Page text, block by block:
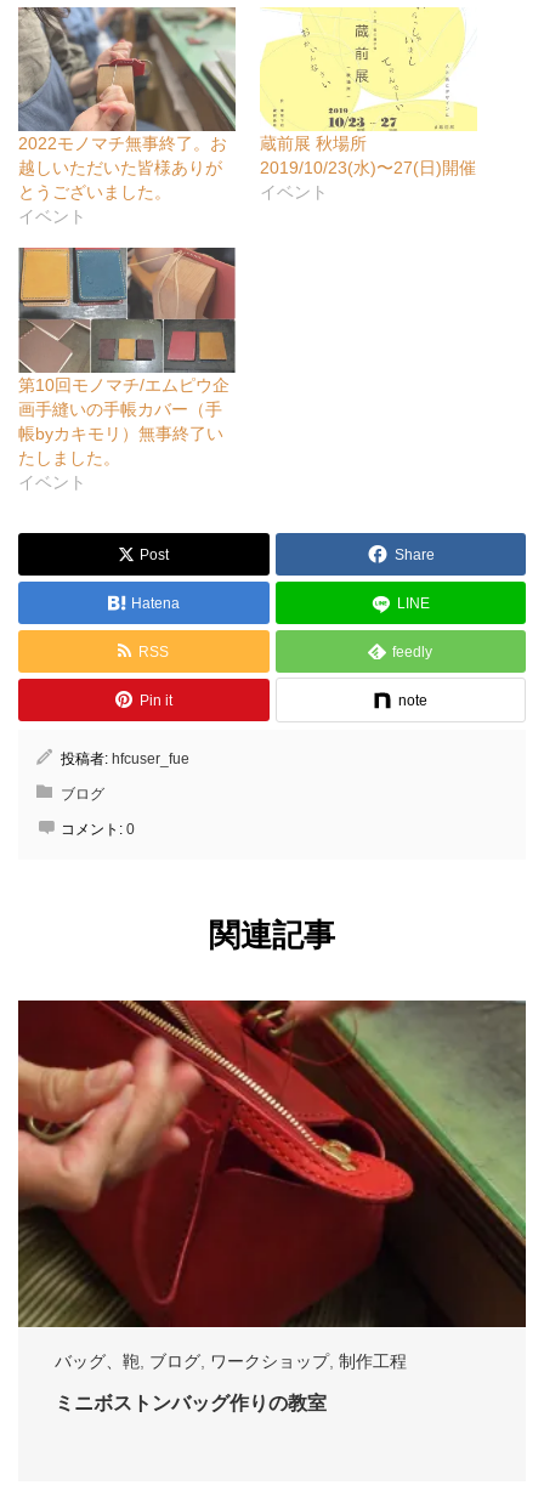
2022モノマチ無事終了。お
越しいただいた皆様ありが
とうございました。
イベント
蔵前展 秋場所
2019/10/23(水)〜27(日)開催
イベント
第10回モノマチ/エムピウ企
画手縫いの手帳カバー（手
帳byカキモリ）無事終了い
たしました。
イベント
Post Share
Hatena LINE
RSS feedly
Pin it note
投稿者: hfcuser_fue
ブログ
コメント: 0
関連記事
バッグ、鞄, ブログ, ワークショップ, 制作工程
ミニボストンバッグ作りの教室